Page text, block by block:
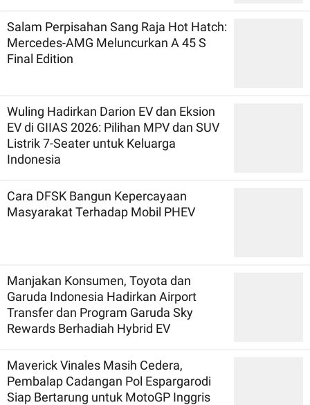
Salam Perpisahan Sang Raja Hot Hatch:
Mercedes-AMG Meluncurkan A 45 S
Final Edition
Wuling Hadirkan Darion EV dan Eksion
EV di GIIAS 2026: Pilihan MPV dan SUV
Listrik 7-Seater untuk Keluarga
Indonesia
Cara DFSK Bangun Kepercayaan
Masyarakat Terhadap Mobil PHEV
Manjakan Konsumen, Toyota dan
Garuda Indonesia Hadirkan Airport
Transfer dan Program Garuda Sky
Rewards Berhadiah Hybrid EV
Maverick Vinales Masih Cedera,
Pembalap Cadangan Pol Espargarodi
Siap Bertarung untuk MotoGP Inggris